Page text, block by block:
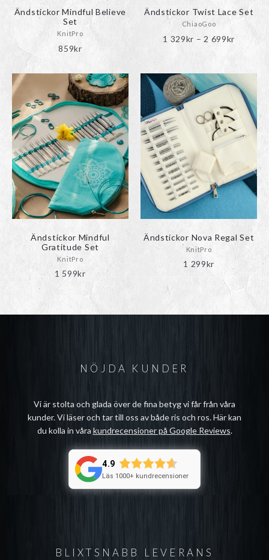
Ändstickor Mindful Believe
Set
KnitPro
859kr
Ändstickor Twist Lace Set
ChiaoGoo
1 329kr – 2 699kr
2
699kr
Ändstickor Mindful
Gratitude Set
KnitPro
1 599kr
Den
här
produkten
flera
varianter.
De
olika
alternativen
kan
väljas
på
Ändstickor Nova Regal Set
KnitPro
1 299kr
Den
här
produkten
har
flera
varianter.
De
olika
alternativen
kan
väljas
på
BLIXTSNABB LEVERANS
NÖJDA KUNDER
Vi är stolta och glada över de fina betyg vi får från våra
kunder. Vi läser och tar till oss av både ris och ros. Här kan
du kolla in våra kundrecensioner på Google Reviews.
4.9
Läs 1000+ kundrecensioner